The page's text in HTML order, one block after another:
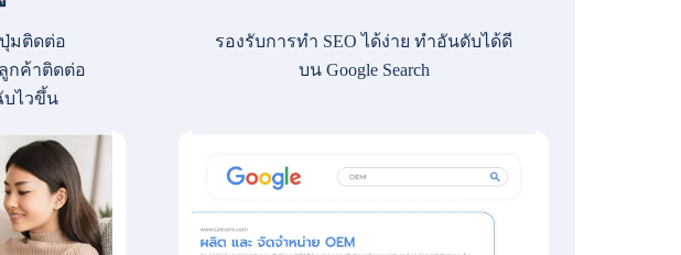
ปุ่มติดต่อ
กค้าติดต่อ
บไวขึ้น
รองรับการทำ SEO ได้ง่าย ทำอันดับได้ดี
บน Google Search